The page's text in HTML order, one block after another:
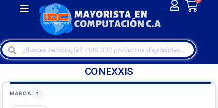
CONEXXIS
MARCA 1